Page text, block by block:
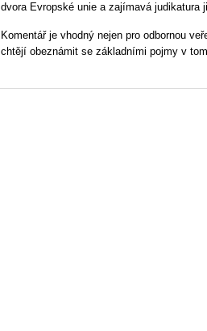
dvora Evropské unie a zajímavá judikatura
Komentář je vhodný nejen pro odbornou
chtějí obeznámit se základními pojmy v